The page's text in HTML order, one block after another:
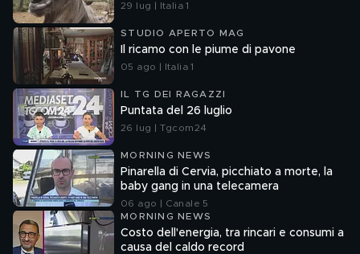
29 lug | Italia 1
STUDIO APERTO MAG
Il ricamo con le piume di pavone
05 ago | Italia 1
IL TG DEI RAGAZZI
Puntata del 26 luglio
26 lug | Tgcom24
MORNING NEWS
Pinarella di Cervia, picchiato a morte, la
baby gang in una telecamera
06 ago | Canale 5
MORNING NEWS
Costo dell'energia, tra rincari e consumi a
causa del caldo record